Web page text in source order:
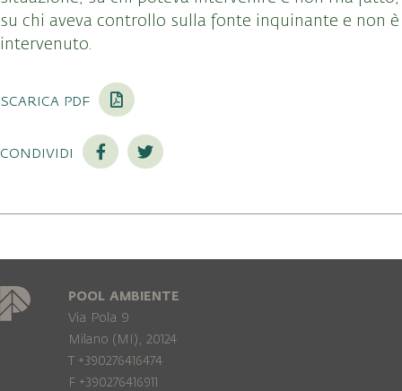
su chi aveva controllo sulla fonte inquinante e non è
intervenuto.
scarica pdf
condividi
POOL AMBIENTE
Via Pola 9
Milano (MI), 20124
T +390276416474
F +390276416911